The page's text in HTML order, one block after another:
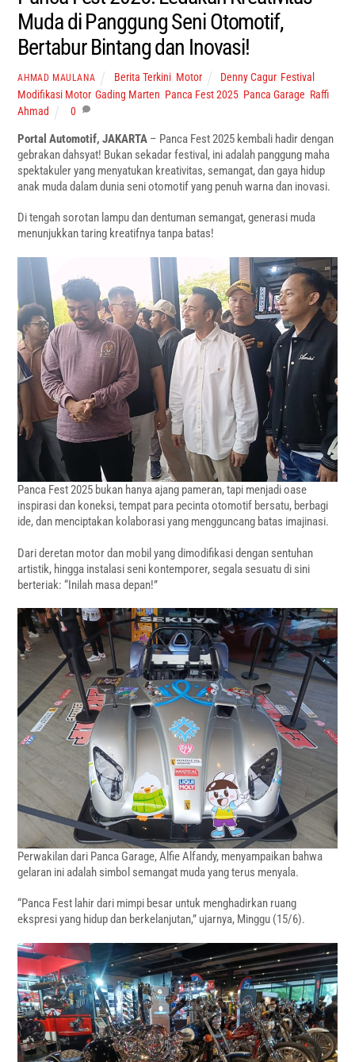
Muda di Panggung Seni Otomotif,
Bertabur Bintang dan Inovasi!
AHMAD MAULANA Berita Terkini, Motor Denny Cagur, Festival
Modifikasi Motor,Gading Marten Panca Fest 2025 Panca Garage Raffi
Ahmad
0
Portal Automotif, JAKARTA – Panca Fest 2025 kembali hadir dengan
gebrakan dahsyat! Bukan sekadar festival, ini adalah panggung maha
spektakuler yang menyatukan kreativitas, semangat, dan gaya hidup
anak muda dalam dunia seni otomotif yang penuh warna dan inovasi.
Di tengah sorotan lampu dan dentuman semangat, generasi muda
menunjukkan taring kreatifnya tanpa batas!
Panca Fest 2025 bukan hanya ajang pameran, tapi menjadi oase
inspirasi dan koneksi, tempat para pecinta otomotif bersatu, berbagi
ide, dan menciptakan kolaborasi yang mengguncang batas imajinasi.
Dari deretan motor dan mobil yang dimodifikasi dengan sentuhan
artistik, hingga instalasi seni kontemporer, segala sesuatu di sini
berteriak: “Inilah masa depan!”
Perwakilan dari Panca Garage, Alfie Alfandy, menyampaikan bahwa
gelaran ini adalah simbol semangat muda yang terus menyala.
“Panca Fest lahir dari mimpi besar untuk menghadirkan ruang
ekspresi yang hidup dan berkelanjutan,” ujarnya, Minggu (15/6).